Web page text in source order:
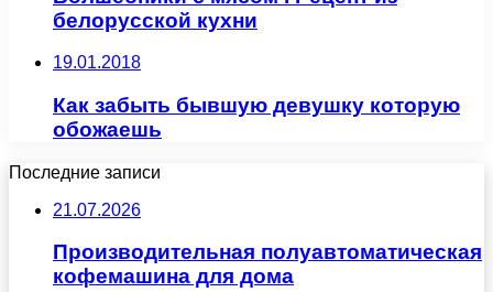
белорусской кухни
19.01.2018
Как забыть бывшую девушку которую
обожаешь
Последние записи
21.07.2026
Производительная полуавтоматическая
кофемашина для дома